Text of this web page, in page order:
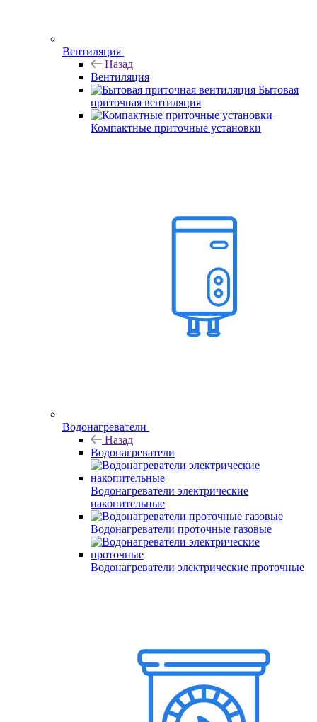
Вентиляция
Назад
Вентиляция
Бытовая
приточная вентиляция
Компактные приточные установки
Водонагреватели
Назад
Водонагреватели
Водонагреватели электрические
накопительные
Водонагреватели проточные газовые
Водонагреватели электрические проточные